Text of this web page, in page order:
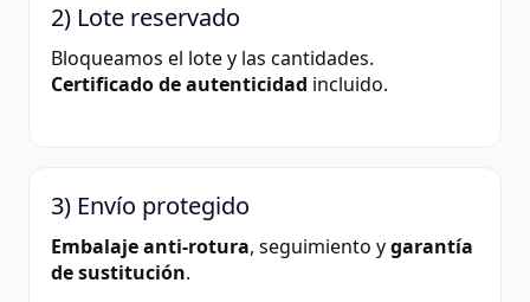
2) Lote reservado
Bloqueamos el lote y las cantidades.
Certificado de autenticidad incluido.
3) Envío protegido
Embalaje anti-rotura, seguimiento ygarantía
de sustitución.